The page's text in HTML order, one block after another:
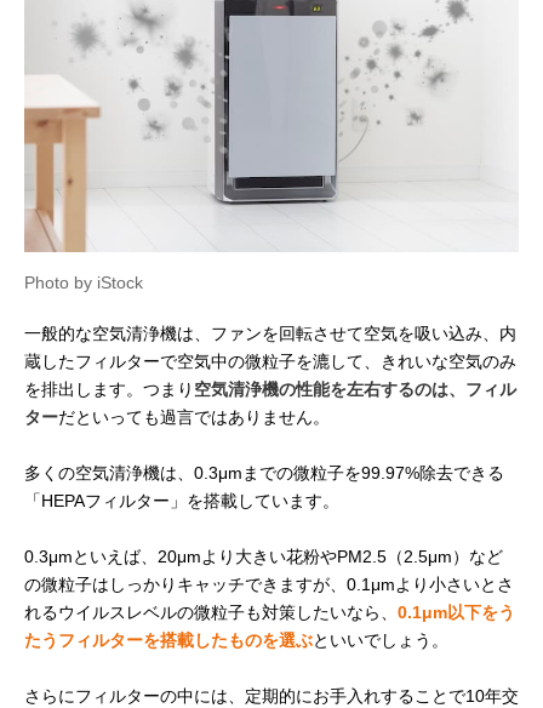
Photo by iStock
一般的な空気清浄機は、ファンを回転させて空気を吸い込み、内
蔵したフィルターで空気中の微粒子を漉して、きれいな空気のみ
を排出します。つまり 空気清浄機の性能を左右するのは、フィル
ターだといっても過言ではありません。
多くの空気清浄機は、0.3μmまでの微粒子を99.97%除去できる
「HEPAフィルター」を搭載しています。
0.3μmといえば、20μmより大きい花粉やPM2.5（2.5μm）など
の微粒子はしっかりキャッチできますが、0.1μmより小さいとさ
れるウイルスレベルの微粒子も対策したいなら、 0.1μm以下をう
たうフィルターを搭載したものを選ぶといいでしょう。
さらにフィルターの中には、定期的にお手入れすることで10年交